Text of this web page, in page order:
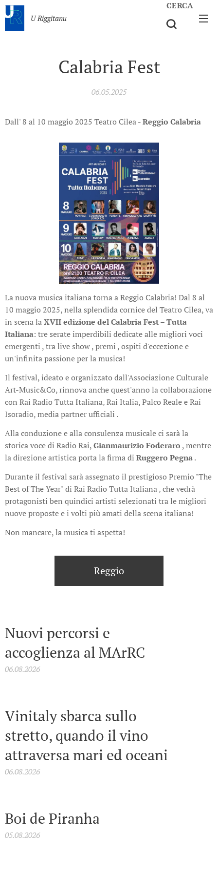
U Riggitanu
CERCA
Calabria Fest
06.05.2025
Dall' 8 al 10 maggio 2025 Teatro Cilea -Reggio Calabria
La nuova musica italiana torna a Reggio Calabria! Dal 8 al
10 maggio 2025, nella splendida cornice del Teatro Cilea, va
in scena laXVII edizione del Calabria Fest – Tutta
Italiana: tre serate imperdibili dedicate alle migliori voci
emergenti , tra live show , premi , ospiti d'eccezione e
un'infinita passione per la musica!
Il festival, ideato e organizzato dall'Associazione Culturale
Art-Music&Co, rinnova anche quest'anno la collaborazione
con Rai Radio Tutta Italiana, Rai Italia, Palco Reale e Rai
Isoradio, media partner ufficiali .
Alla conduzione e alla consulenza musicale ci sarà la
storica voce di Radio Rai,Gianmaurizio Foderaro , mentre
la direzione artistica porta la firma di Ruggero Pegna.
Durante il festival sarà assegnato il prestigioso Premio "The
Best of The Year" di Rai Radio Tutta Italiana , che vedrà
protagonisti ben quindici artisti selezionati tra le migliori
nuove proposte e i volti più amati della scena italiana!
Non mancare, la musica ti aspetta!
Reggio
Nuovi percorsi e
accoglienza al MArRC
06.08.2026
Vinitaly sbarca sullo
stretto, quando il vino
attraversa mari ed oceani
06.08.2026
Boi de Piranha
05.08.2026